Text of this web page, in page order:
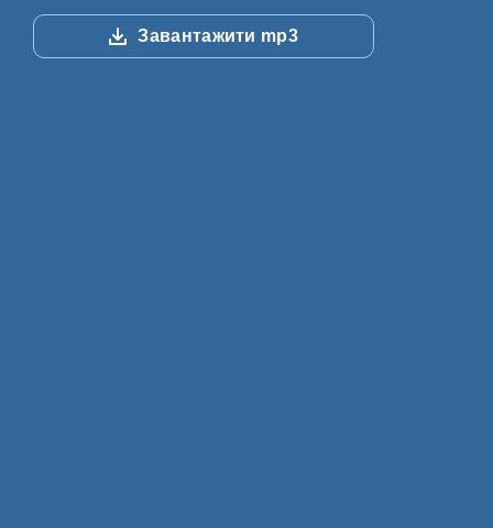
Завантажити mp3